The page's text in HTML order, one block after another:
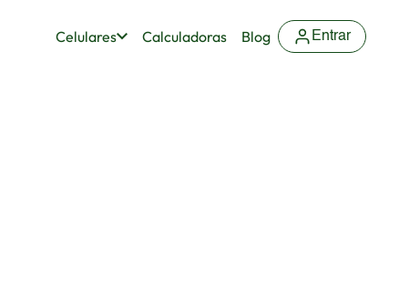
Celulares Calculadoras Blog Entrar